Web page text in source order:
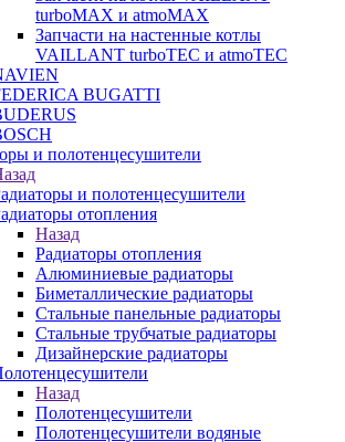
turboMAX и atmoMAX
Запчасти на настенные котлы
VAILLANT turboTEC и atmoTEC
BUGATTI
и полотенцесушители
и полотенцесушители
отопления
Назад
Радиаторы отопления
Алюминиевые радиаторы
Биметаллические радиаторы
Стальные панельные радиаторы
Стальные трубчатые радиаторы
Дизайнерские радиаторы
Назад
Полотенцесушители
Полотенцесушители водяные